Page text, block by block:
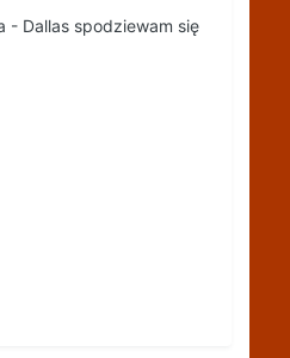
- Dallas spodziewam się